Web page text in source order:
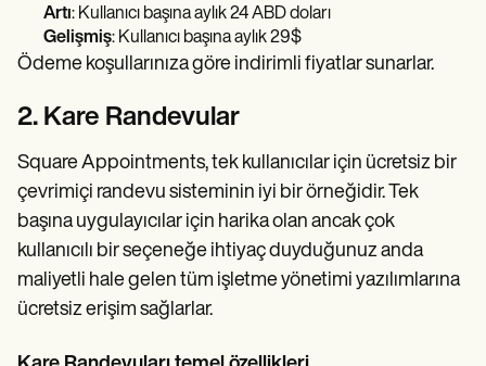
Artı: Kullanıcı başına aylık 24 ABD doları
Gelişmiş: Kullanıcı başına aylık 29$
Ödeme koşullarınıza göre indirimli fiyatlar sunarlar.
2. Kare Randevular
Square Appointments, tek kullanıcılar için ücretsiz bir
çevrimiçi randevu sisteminin iyi bir örneğidir. Tek
başına uygulayıcılar için harika olan ancak çok
kullanıcılı bir seçeneğe ihtiyaç duyduğunuz anda
maliyetli hale gelen tüm işletme yönetimi yazılımlarına
ücretsiz erişim sağlarlar.